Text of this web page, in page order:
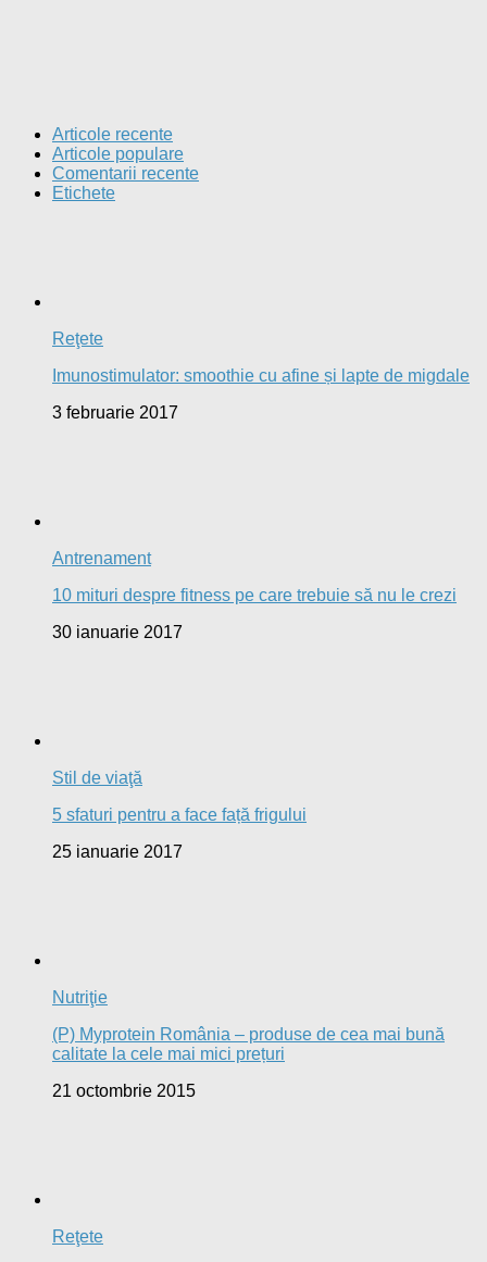
Articole recente
Articole populare
Comentarii recente
Etichete
Reţete
Imunostimulator: smoothie cu afine și lapte de migdale
3 februarie 2017
Antrenament
10 mituri despre fitness pe care trebuie să nu le crezi
30 ianuarie 2017
Stil de viaţă
5 sfaturi pentru a face față frigului
25 ianuarie 2017
Nutriţie
(P) Myprotein România – produse de cea mai bună
calitate la cele mai mici prețuri
21 octombrie 2015
Reţete